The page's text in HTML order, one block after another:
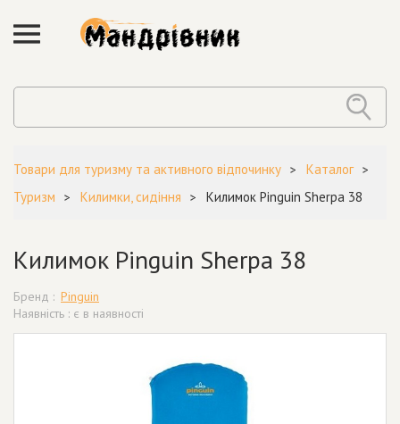
Товари для туризму та активного відпочинку
Каталог
Туризм
Килимки, сидіння Килимок Pinguin Sherpa 38
Килимок Pinguin Sherpa 38
Бренд : Pinguin
Наявність : є в наявності